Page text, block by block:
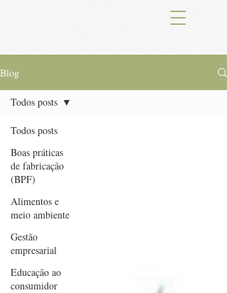
Blog
Todos posts
Boas práticas
de fabricação
(BPF)
Alimentos e
meio ambiente
Gestão
empresarial
Educação ao
consumidor
Todos posts